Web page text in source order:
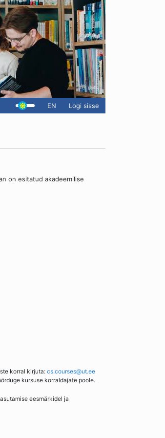
EN Logi sisse
on esitatud akadeemilise
korral kirjuta:cs.courses@ut.ee
kursuse korraldajate poole.
eesmärkidel ja